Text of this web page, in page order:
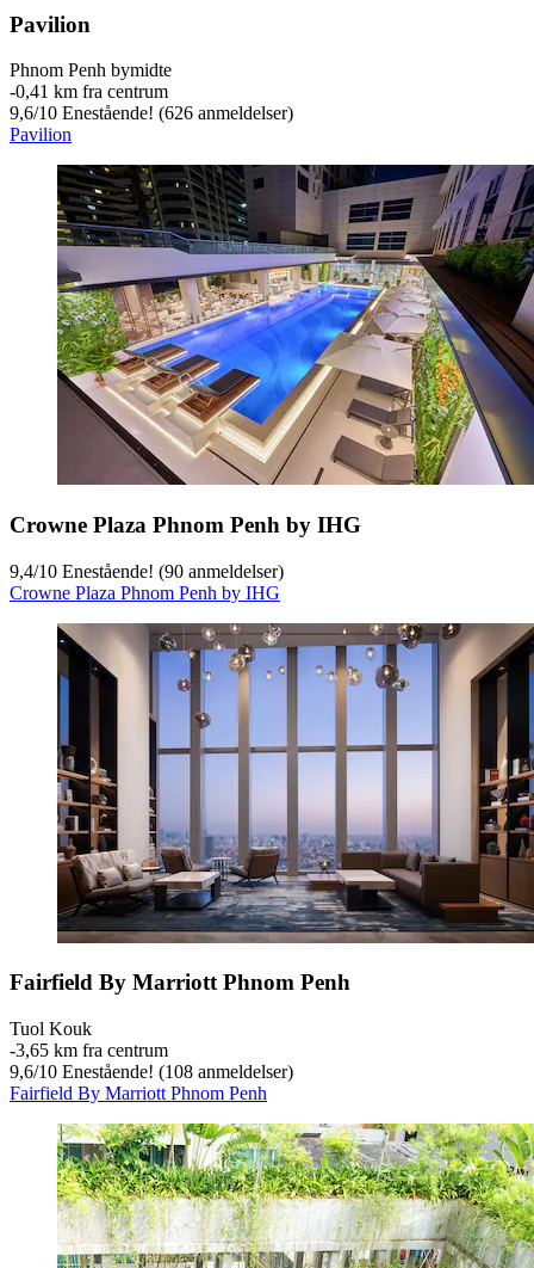
Pavilion
Phnom Penh bymidte
‐0,41 km fra centrum
9,6/10 Enestående! (626 anmeldelser)
Pavilion
Crowne Plaza Phnom Penh by IHG
9,4/10 Enestående! (90 anmeldelser)
Crowne Plaza Phnom Penh by IHG
Fairfield By Marriott Phnom Penh
Tuol Kouk
‐3,65 km fra centrum
9,6/10 Enestående! (108 anmeldelser)
Fairfield By Marriott Phnom Penh